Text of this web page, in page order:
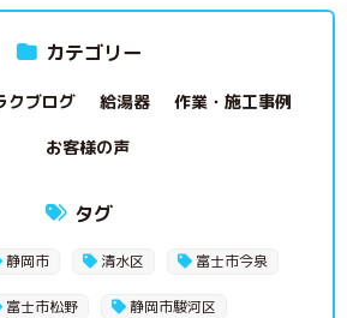
カテゴリー
クブログ 給湯器
作業・施工事例
お客様の声
タグ
静岡市 清水区 富士市今泉
富士市松野 静岡市駿河区